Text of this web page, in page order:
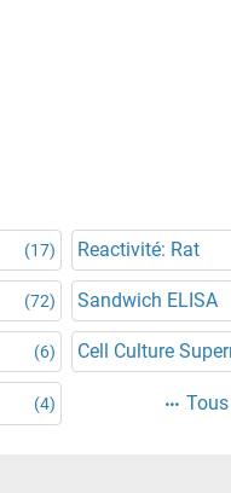
(17) Reactivité: Rat
(72) Sandwich ELISA
(6) Cell Culture
(4)